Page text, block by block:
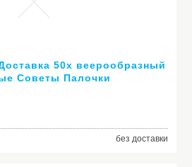
50x веерообразный
Советы Палочки
без доставки